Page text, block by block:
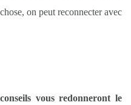
on peut reconnecter avec
vous redonneront le